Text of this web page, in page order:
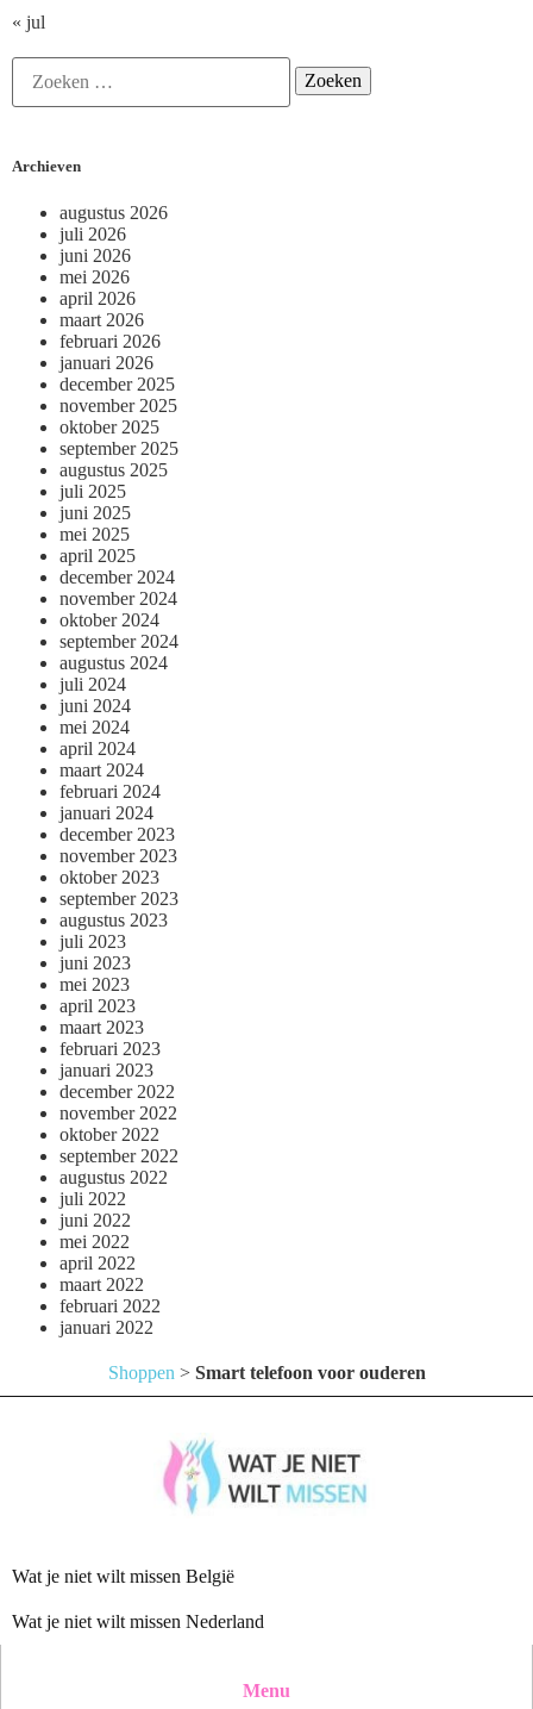
« jul
Archieven
augustus 2026
juli 2026
juni 2026
mei 2026
april 2026
maart 2026
februari 2026
januari 2026
december 2025
november 2025
oktober 2025
september 2025
augustus 2025
juli 2025
juni 2025
mei 2025
april 2025
december 2024
november 2024
oktober 2024
september 2024
augustus 2024
juli 2024
juni 2024
mei 2024
april 2024
maart 2024
februari 2024
januari 2024
december 2023
november 2023
oktober 2023
september 2023
augustus 2023
juli 2023
juni 2023
mei 2023
april 2023
maart 2023
februari 2023
januari 2023
december 2022
november 2022
oktober 2022
september 2022
augustus 2022
juli 2022
juni 2022
mei 2022
april 2022
maart 2022
februari 2022
januari 2022
Shoppen > Smart telefoon voor ouderen
Wat je niet wilt missen België
Wat je niet wilt missen Nederland
Menu